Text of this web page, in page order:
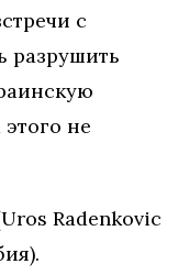
с
разрушить
не
Radenkovic